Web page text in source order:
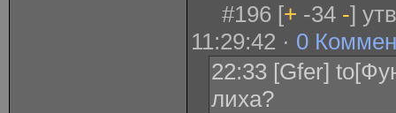
#196 [+ -34 -]
11:29:42 · 0
22:33 [Gfer]
лиха?